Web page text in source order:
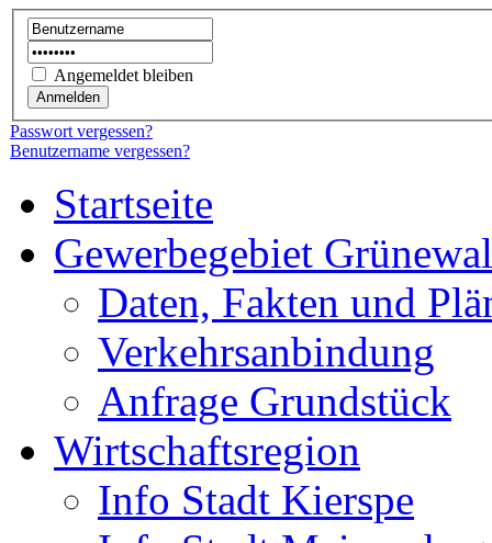
Angemeldet bleiben
Passwort vergessen?
Benutzername vergessen?
Startseite
Gewerbegebiet
Daten, Fakten und
Verkehrsanbindung
Anfrage Grundstück
Wirtschaftsregion
Info Stadt Kierspe